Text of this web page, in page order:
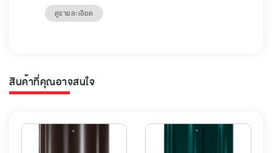
ดูรายละเอียด
สินค้าที่คุณอาจสนใจ